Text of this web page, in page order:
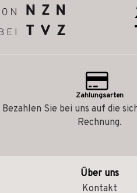
Zahlungsarten
Bezahlen Sie bei uns auf die
Rechnung.
Über uns
Kontakt